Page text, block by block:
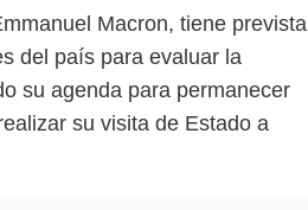
Macron, tiene prevista
del país para evaluar la
su agenda para permanecer
su visita de Estado a